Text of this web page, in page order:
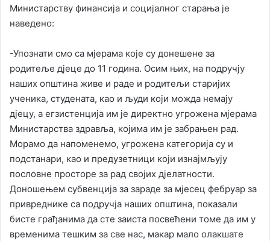
Министарству финансија и социјалног старања је
наведено:
-Упознати смо са мјерама које су донешене за
родитеље дјеце до 11 година. Осим њих, на подручју
наших општина живе и раде и родитељи старијих
ученика, студената, као и људи који можда немају
дјецу, а егзистенција им је директно угрожена мјерама
Министарства здравља, којима им је забрањен рад.
Морамо да напоменемо, угрожена категорија су и
подстанари, као и предузетници који изнајмљују
пословне просторе за рад својих дјелатности.
Доношењем субвенција за зараде за мјесец фебруар за
привреднике са подручја наших општина, показали
бисте грађанима да сте заиста посвећени томе да им у
временима тешким за све нас, макар мало олакшате